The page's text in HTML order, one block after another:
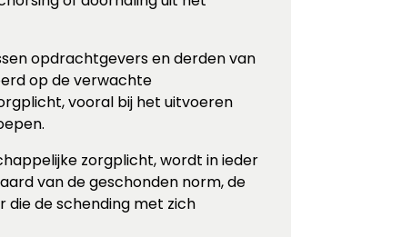
opdrachtgevers en derden van
op de verwachte
vooral bij het uitvoeren
zorgplicht, wordt in ieder
van de geschonden norm, de
de schending met zich